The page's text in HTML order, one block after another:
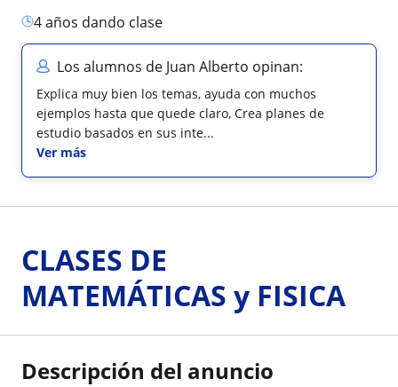
4 años dando clase
Los alumnos de Juan Alberto opinan:
Explica muy bien los temas, ayuda con muchos
ejemplos hasta que quede claro, Crea planes de
estudio basados en sus inte...
Ver más
CLASES DE
MATEMÁTICAS y FISICA
Descripción del anuncio